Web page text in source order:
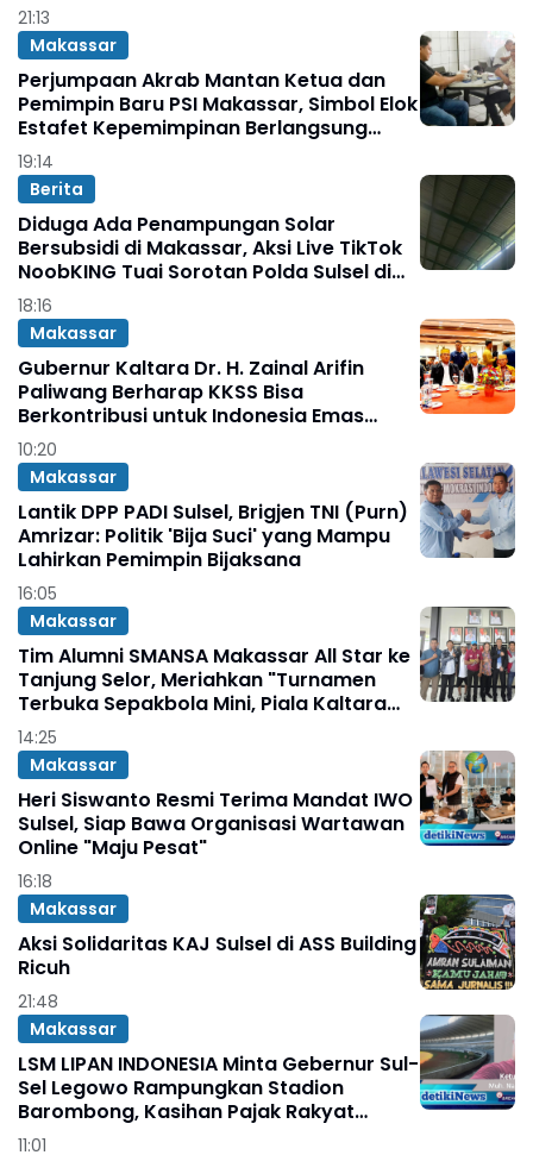
21:13
Makassar
Perjumpaan Akrab Mantan Ketua dan
Pemimpin Baru PSI Makassar, Simbol Elok
Estafet Kepemimpinan Berlangsung
Elegan
19:14
Berita
Diduga Ada Penampungan Solar
Bersubsidi di Makassar, Aksi Live TikTok
NoobKING Tuai Sorotan Polda Sulsel di
Minta Bertindak
18:16
Makassar
Gubernur Kaltara Dr. H. Zainal Arifin
Paliwang Berharap KKSS Bisa
Berkontribusi untuk Indonesia Emas
Kedepan
10:20
Makassar
Lantik DPP PADI Sulsel, Brigjen TNI (Purn)
Amrizar: Politik 'Bija Suci' yang Mampu
Lahirkan Pemimpin Bijaksana
16:05
Makassar
Tim Alumni SMANSA Makassar All Star ke
Tanjung Selor, Meriahkan "Turnamen
Terbuka Sepakbola Mini, Piala Kaltara
Dihati U-50"
14:25
Makassar
Heri Siswanto Resmi Terima Mandat IWO
Sulsel, Siap Bawa Organisasi Wartawan
Online "Maju Pesat"
16:18
Makassar
Aksi Solidaritas KAJ Sulsel di ASS Building
Ricuh
21:48
Makassar
LSM LIPAN INDONESIA Minta Gebernur Sul-
Sel Legowo Rampungkan Stadion
Barombong, Kasihan Pajak Rakyat
Terlantar
11:01